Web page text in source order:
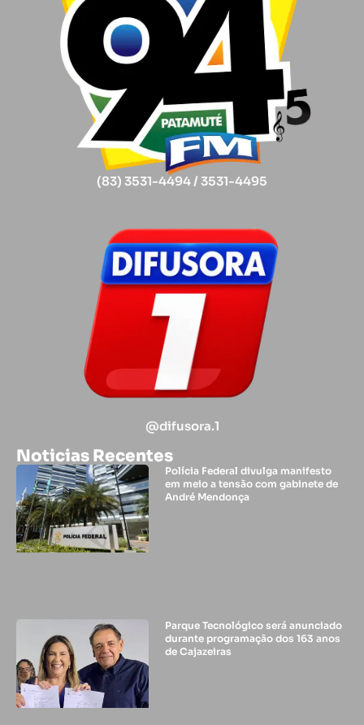
(83) 3531-4494 / 3531-4495
@difusora.1
Noticias Recentes
Polícia Federal divulga manifesto
em meio a tensão com gabinete de
André Mendonça
Parque Tecnológico será anunciado
durante programação dos 163 anos
de Cajazeiras